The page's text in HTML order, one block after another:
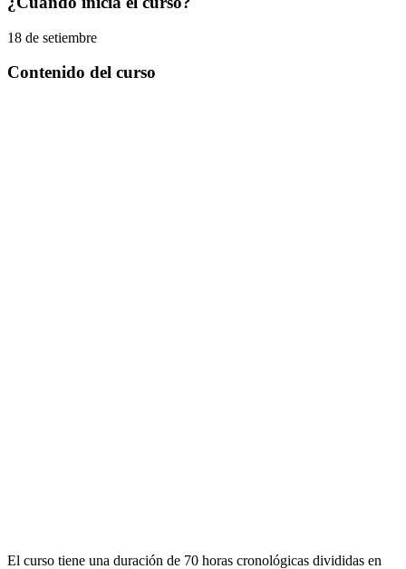
18 de setiembre
Contenido del curso
El curso tiene una duración de 70 horas cronológicas divididas en